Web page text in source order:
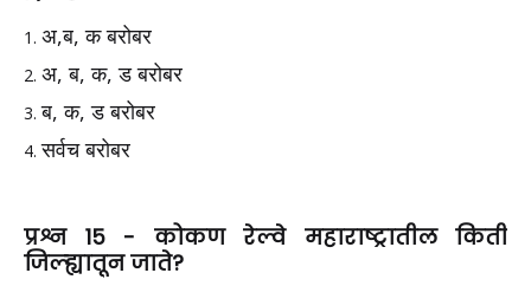
अ,ब, क बरोबर
अ, ब, क, ड बरोबर
ब, क, ड बरोबर
सर्वच बरोबर
प्रश्न 15 - कोकण रेल्वे महाराष्ट्रातील किती
जिल्ह्यातून जाते?